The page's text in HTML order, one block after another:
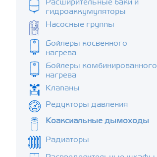
Расширительные баки и
гидроаккумуляторы
Насосные группы
Бойлеры косвенного
нагрева
Бойлеры комбинированного
нагрева
Клапаны
Редукторы давления
Коаксиальные дымоходы
Радиаторы